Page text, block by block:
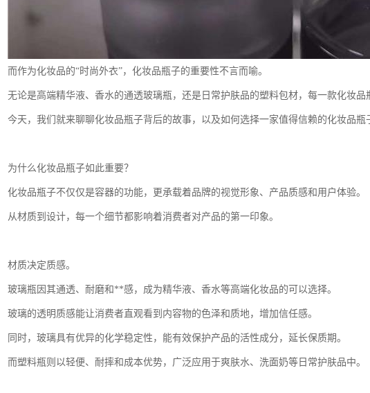
而作为化妆品的“时尚外衣”，化妆品瓶子的重要性不言而喻。
无论是高端精华液、香水的通透玻璃瓶，还是日常护肤品的塑料包材，每一款化妆
今天，我们就来聊聊化妆品瓶子背后的故事，以及如何选择一家值得信赖的化妆品瓶
为什么化妆品瓶子如此重要？
化妆品瓶子不仅仅是容器的功能，更承载着品牌的视觉形象、产品质感和用户体验。
从材质到设计，每一个细节都影响着消费者对产品的第一印象。
材质决定质感。
玻璃瓶因其通透、耐磨和**感，成为精华液、香水等高端化妆品的可以选择。
玻璃的透明质感能让消费者直观看到内容物的色泽和质地，增加信任感。
同时，玻璃具有优异的化学稳定性，能有效保护产品的活性成分，延长保质期。
而塑料瓶则以轻便、耐摔和成本优势，广泛应用于爽肤水、洗面奶等日常护肤品中。